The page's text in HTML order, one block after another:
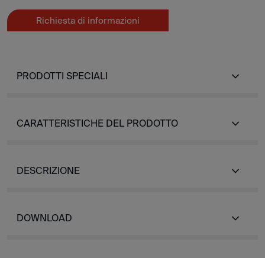
Richiesta di informazioni
PRODOTTI SPECIALI
CARATTERISTICHE DEL PRODOTTO
DESCRIZIONE
DOWNLOAD